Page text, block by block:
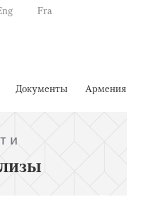
Fra
Документы Армения